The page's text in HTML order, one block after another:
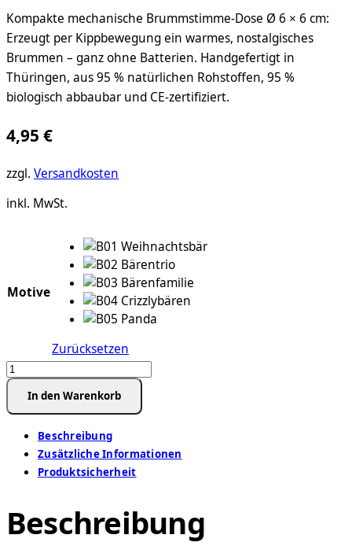
Kompakte mechanische Brummstimme-Dose Ø 6 × 6 cm:
Erzeugt per Kippbewegung ein warmes, nostalgisches
Brummen – ganz ohne Batterien. Handgefertigt in
Thüringen, aus 95 % natürlichen Rohstoffen, 95 %
biologisch abbaubar und CE-zertifiziert.
4,95 €
zzgl. Versandkosten
inkl. MwSt.
Motive
Zurücksetzen
Antik
Pappdose
Bärenmotive
Menge
In den Warenkorb
Beschreibung
Zusätzliche Informationen
Produktsicherheit
Beschreibung